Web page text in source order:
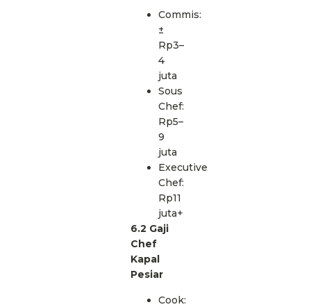
Commis:
±
Rp3–
4
juta
Sous
Chef:
Rp5–
9
juta
Executive
Chef:
Rp11
juta+
6.2 Gaji
Chef
Kapal
Pesiar
Cook: